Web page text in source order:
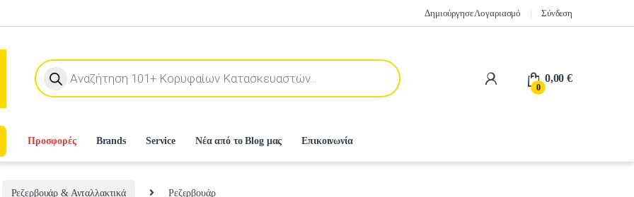
Δημιούργησε Λογαριασμό Σύνδεση
Products search
0
0,00€
Προσφορές Brands Service Νέα από το Blog μας Επικοινωνία
Ρεζερβουάρ & Ανταλλακτικά Ρεζερβουάρ